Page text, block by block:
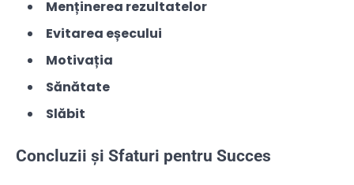
Menținerea rezultatelor
Evitarea eșecului
Motivația
Sănătate
Slăbit
Concluzii și Sfaturi pentru Succes